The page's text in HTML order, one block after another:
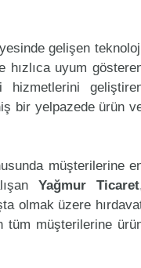
gelişen
hızlıca uyum
bir yelpazede ürün
müşterilerine
Yağmur Ticaret
olmak üzere
tüm müşterilerine